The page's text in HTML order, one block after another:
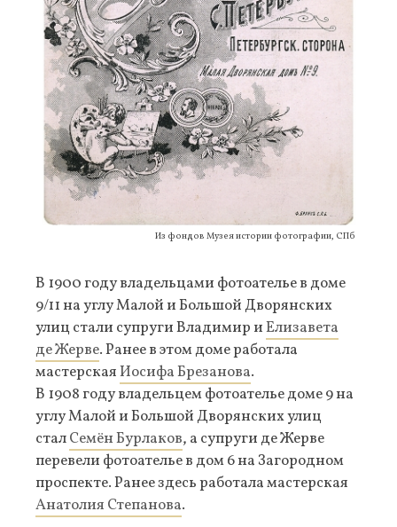
Из фондов Музея истории фотографии, СПб
В 1900 году владельцами фотоателье в доме
9/11 на углу Малой и Большой Дворянских
улиц стали супруги Владимир иЕлизавета
де Жерве. Ранее в этом доме работала
мастерскаяИосифа Брезанова.
В 1908 году владельцем фотоателье доме 9 на
углу Малой и Большой Дворянских улиц
сталСемён Бурлаков, а супруги де Жерве
перевели фотоателье в дом 6 на Загородном
проспекте. Ранее здесь работала мастерская
Анатолия Степанова.